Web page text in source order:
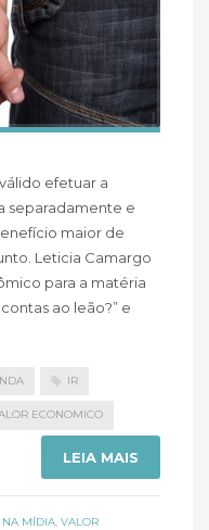
efetuar a
separadamente e
maior de
Leticia Camargo
para a matéria
ao leão?” e
IR
ECONOMICO
LEIA MAIS
NA MÍDIA, VALOR